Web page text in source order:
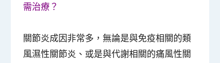
需治療？
關節炎成因非常多，無論是與免疫相關的類
風濕性關節炎、或是與代謝相關的痛風性關